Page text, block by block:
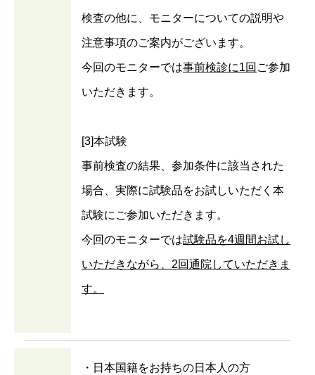
検査の他に、モニターについての説明や
注意事項のご案内がございます。
今回のモニターでは事前検診に1回 ご参加
いただきます。
[3]本試験
事前検査の結果、参加条件に該当された
場合、実際に試験品をお試しいただく本
試験にご参加いただきます。
今回のモニターでは試験品を4週間お試し
いただきながら、2回通院していただきま
す。
・日本国籍をお持ちの日本人の方